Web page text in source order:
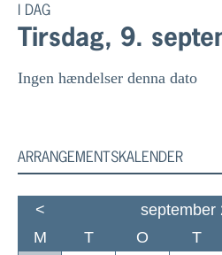
I DAG
Tirsdag, 9.
Ingen hændelser denna dato
ARRANGEMENTSKALENDER
< september
M
T O T